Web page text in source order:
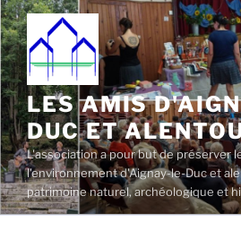
Aller
au
contenu
principal
LES AMIS
DUC ET
L'association a pour but de préserver
l'environnement d'Aignay-le-Duc et
patrimoine naturel, archéologique et